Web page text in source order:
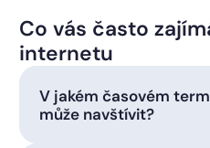
Co vás často
internetu
V jakém časovém
může navštívit?